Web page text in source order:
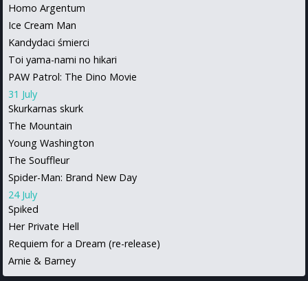
Homo Argentum
Ice Cream Man
Kandydaci śmierci
Toi yama-nami no hikari
PAW Patrol: The Dino Movie
31 July
Skurkarnas skurk
The Mountain
Young Washington
The Souffleur
Spider-Man: Brand New Day
24 July
Spiked
Her Private Hell
Requiem for a Dream (re-release)
Arnie & Barney